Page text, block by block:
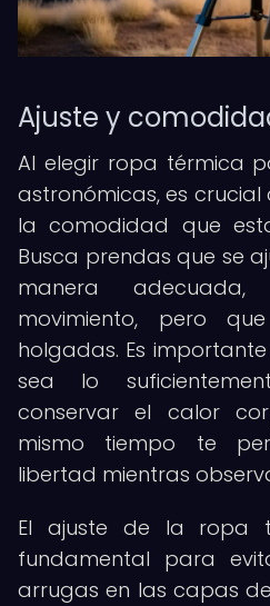
Ajuste y
Al elegir ropa térmica
astronómicas, es
la comodidad que
Busca prendas que se
manera
movimiento, pero
holgadas. Es
sea lo
conservar el calor
mismo tiempo te
libertad mientras
El ajuste de la ropa
fundamental para
arrugas en las capas